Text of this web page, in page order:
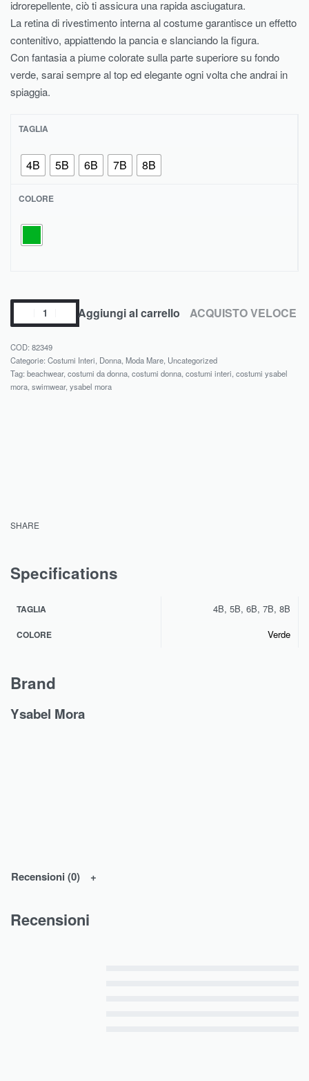
idrorepellente, ciò ti assicura una rapida asciugatura.
La retina di rivestimento interna al costume garantisce un effetto
contenitivo, appiattendo la pancia e slanciando la figura.
Con fantasia a piume colorate sulla parte superiore su fondo
verde, sarai sempre al top ed elegante ogni volta che andrai in
spiaggia.
TAGLIA
4B 5B 6B 7B 8B
COLORE
Aggiungi al carrello ACQUISTO VELOCE
82349
Categorie: Costumi Interi Donna Moda Mare Uncategorized
Tag: beachwear, costumi da donna costumi donna costumi interi costumi ysabel
mora swimwear, ysabel mora
SHARE
Specifications
TAGLIA 4B, 5B, 6B, 7B, 8B
COLORE Verde
Brand
Ysabel Mora
Recensioni (0)
Recensioni